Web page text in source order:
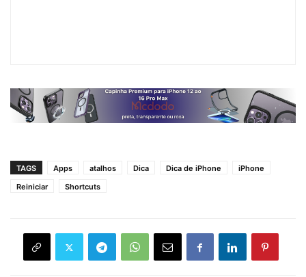
TAGS Apps atalhos Dica Dica de iPhone
iPhone
Reiniciar
Shortcuts